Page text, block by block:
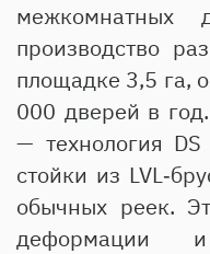
производство
площадке 3,5 га,
000 дверей в
— технология
стойки из
обычных реек.
деформации